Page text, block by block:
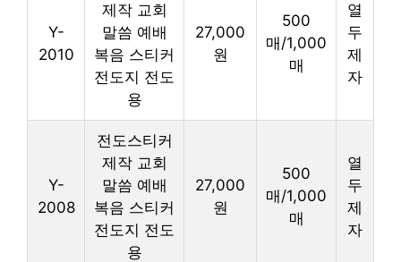
Y-
2010
제작 교회
말씀 예배
복음 스티커
전도지 전도
용
27,000
원
500
매/1,000
매
열
두
제
자
Y-
2008
전도스티커
제작 교회
말씀 예배
복음 스티커
전도지 전도
용
27,000
원
500
매/1,000
매
열
두
제
자